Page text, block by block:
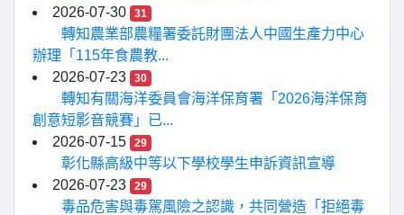
2026-07-30
31
轉知農業部農糧署委託財團法人中國生產力中心
辦理「115年食農教...
2026-07-23
30
轉知有關海洋委員會海洋保育署「2026海洋保育
創意短影音競賽」已...
2026-07-15
29
彰化縣高級中等以下學校學生申訴資訊宣導
2026-07-23
29
毒品危害與毒駕風險之認識，共同營造「拒絕毒